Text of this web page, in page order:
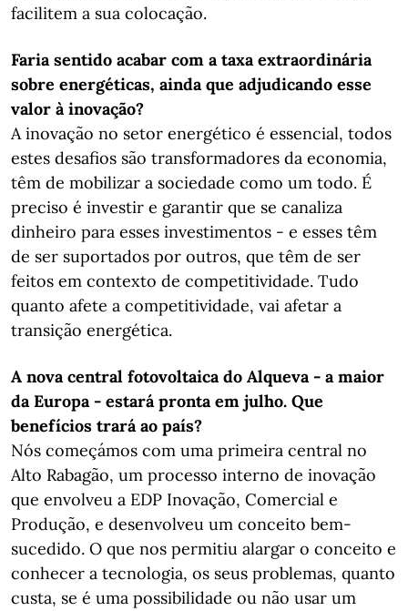
facilitem a sua colocação.
Fariasentido acabar com a taxa extraordinária
sobre energéticas, ainda que adjudicando esse
valor à inovação?
A inovação no setor energético é essencial, todos
estes desafios são transformadores da economia,
têm de mobilizar a sociedade como um todo. É
preciso é investir e garantir que se canaliza
dinheiro para esses investimentos - e esses têm
de ser suportados por outros, que têm de ser
feitos em contexto de competitividade. Tudo
quanto afete a competitividade, vai afetar a
transição energética.
A nova central fotovoltaica do Alqueva - a maior
da Europa - estará pronta em julho. Que
benefícios trará ao país?
Nós começámos com uma primeira central no
Alto Rabagão, um processo interno de inovação
que envolveu a EDP Inovação, Comercial e
Produção, e desenvolveu um conceito bem-
sucedido. O que nos permitiu alargar o conceito e
conhecer a tecnologia, os seus problemas, quanto
custa, se é uma possibilidade ou não usar um